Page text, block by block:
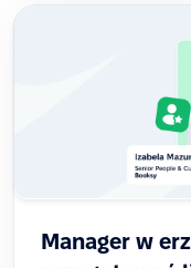
Manager w